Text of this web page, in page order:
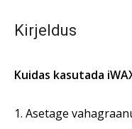
Kirjeldus
Kuidas kasutada
1. Asetage